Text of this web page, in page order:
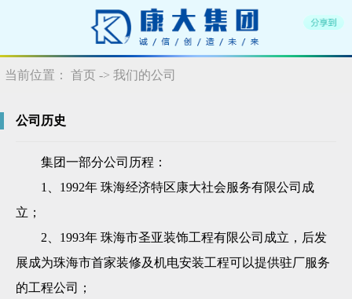
当前位置： 首页 -> 我们的公司
公司历史
集团一部分公司历程：
1、1992年 珠海经济特区康大社会服务有限公司成
立；
2、1993年 珠海市圣亚装饰工程有限公司成立，后发
展成为珠海市首家装修及机电安装工程可以提供驻厂服务
的工程公司；